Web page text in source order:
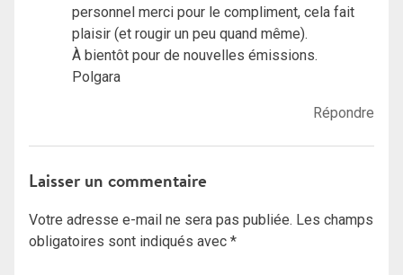
personnel merci pour le compliment, cela fait
plaisir (et rougir un peu quand même).
À bientôt pour de nouvelles émissions.
Polgara
Répondre
Laisser un commentaire
Votre adresse e-mail ne sera pas publiée. Les champs
obligatoires sont indiqués avec *